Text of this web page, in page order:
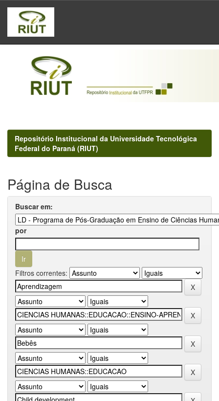
Skip
navigation
Repositório Institucional da Universidade Tecnológica
Federal do Paraná (RIUT)
Página de Busca
Buscar em:
por
Filtros correntes: